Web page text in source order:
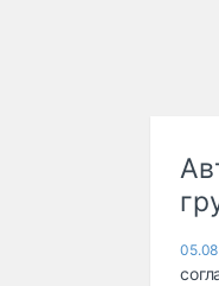
05.08